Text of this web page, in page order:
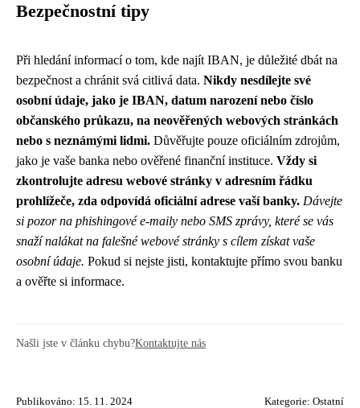
Bezpečnostní tipy
Při hledání informací o tom, kde najít IBAN, je důležité dbát na
bezpečnost a chránit svá citlivá data. Nikdy nesdílejte své
osobní údaje, jako je IBAN, datum narození nebo číslo
občanského průkazu, na neověřených webových stránkách
nebo s neznámými lidmi. Důvěřujte pouze oficiálním zdrojům,
jako je vaše banka nebo ověřené finanční instituce. Vždy si
zkontrolujte adresu webové stránky v adresním řádku
prohlížeče, zda odpovídá oficiální adrese vaší banky. Dávejte
si pozor na phishingové e-maily nebo SMS zprávy, které se vás
snaží nalákat na falešné webové stránky s cílem získat vaše
osobní údaje. Pokud si nejste jisti, kontaktujte přímo svou banku
a ověřte si informace.
Našli jste v článku chybu?Kontaktujte nás
Publikováno: 15. 11. 2024 Kategorie: Ostatní